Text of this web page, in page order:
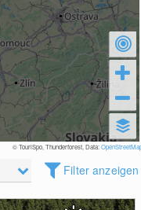
© TouriSpo, Thunderforest, Data:
Filter anzeigen